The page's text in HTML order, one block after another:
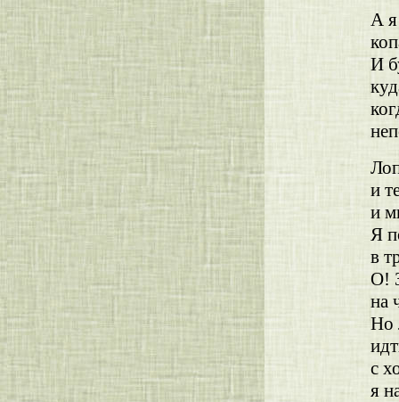
А я
И
и
и
Я
в
О!
на
Но
с
я